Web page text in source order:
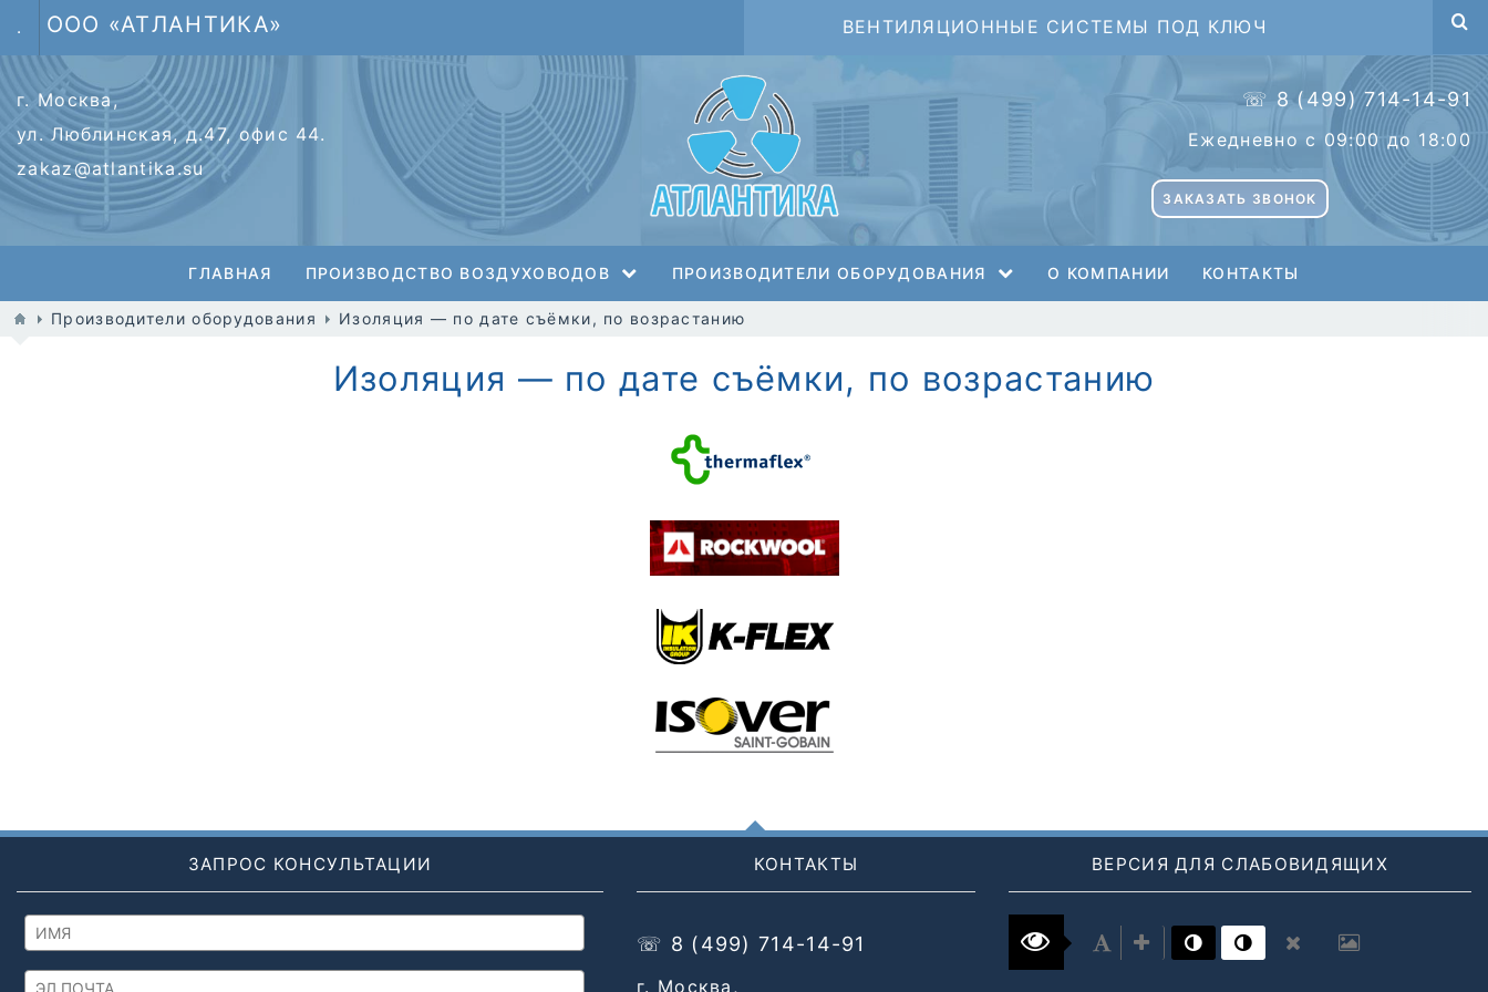
. ООО «АТЛАНТИКА» ВЕНТИЛЯЦИОННЫЕ СИСТЕМЫ ПОД КЛЮЧ
г. Москва,
ул. Люблинская, д.47, офис 44.
zakaz@atlantika.su
☏ 8 (499) 714-14-91
Ежедневно с 09:00 до 18:00
ЗАКАЗАТЬ ЗВОНОК
ГЛАВНАЯ ПРОИЗВОДСТВО ВОЗДУХОВОДОВ ПРОИЗВОДИТЕЛИ ОБОРУДОВАНИЯ О КОМПАНИИ КОНТАКТЫ
Производители оборудования Изоляция — по дате съёмки, по возрастанию
Изоляция — по дате съёмки, по возрастанию
ЗАПРОС КОНСУЛЬТАЦИИ КОНТАКТЫ
☏ 8 (499) 714-14-91
г. Москва,
ВЕРСИЯ ДЛЯ СЛАБОВИДЯЩИХ